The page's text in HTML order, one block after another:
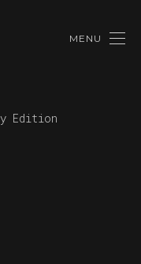
MENU
Edition